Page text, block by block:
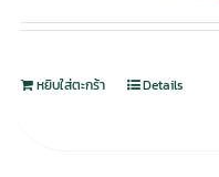
หยิบใส่ตะกร้า Details